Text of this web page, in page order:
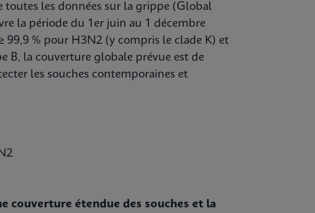
toutes les données sur la grippe (Global
la période du 1er juin au 1 décembre
99,9 % pour H3N2 (y compris le clade K) et
B, la couverture globale prévue est de
les souches contemporaines et
couverture étendue des souches et la